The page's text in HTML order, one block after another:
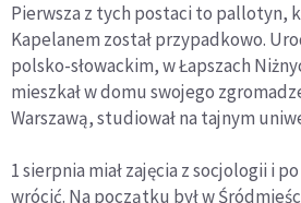
Pierwsza z tych postaci to pallotyn,
Kapelanem został przypadkowo.
polsko-słowackim, w Łapszach
mieszkał w domu swojego
Warszawą, studiował na tajnym
1 sierpnia miał zajęcia z socjologii i
wrócić. Na początku był w